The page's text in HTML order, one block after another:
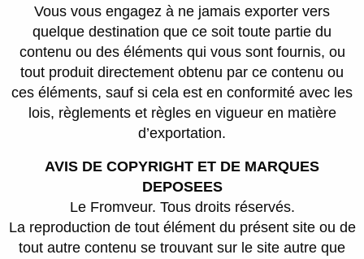
Vous vous engagez à ne jamais exporter vers
quelque destination que ce soit toute partie du
contenu ou des éléments qui vous sont fournis, ou
tout produit directement obtenu par ce contenu ou
ces éléments, sauf si cela est en conformité avec les
lois, règlements et règles en vigueur en matière
d’exportation.
AVIS DE COPYRIGHT ET DE MARQUES
DEPOSEES
Le Fromveur. Tous droits réservés.
La reproduction de tout élément du présent site ou de
tout autre contenu se trouvant sur le site autre que